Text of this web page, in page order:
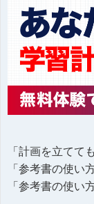
「計画を立てて
「参考書の使い
「参考書の使い